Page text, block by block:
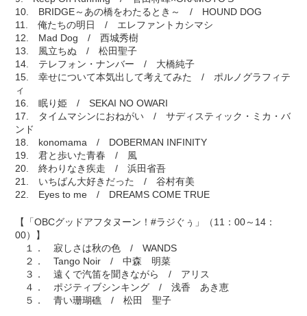
10. BRIDGE～あの橋をわたるとき～ / HOUND DOG
11. 俺たちの明日 / エレファントカシマシ
12. Mad Dog / 西城秀樹
13. 風立ちぬ / 松田聖子
14. テレフォン・ナンバー / 大橋純子
15. 幸せについて本気出して考えてみた / ポルノグラフィテ
ィ
16. 眠り姫 / SEKAI NO OWARI
17. タイムマシンにおねがい / サディスティック・ミカ・バ
ンド
18. konomama / DOBERMAN INFINITY
19. 君と歩いた青春 / 風
20. 終わりなき疾走 / 浜田省吾
21. いちばん大好きだった / 谷村有美
22. Eyes to me / DREAMS COME TRUE
【「OBCグッドアフタヌーン！#ラジぐぅ」（11：00～14：
00）】
１． 寂しさは秋の色 / WANDS
２． Tango Noir / 中森 明菜
３． 遠くで汽笛を聞きながら / アリス
４． ポジティブシンキング / 浅香 あき恵
５． 青い珊瑚礁 / 松田 聖子